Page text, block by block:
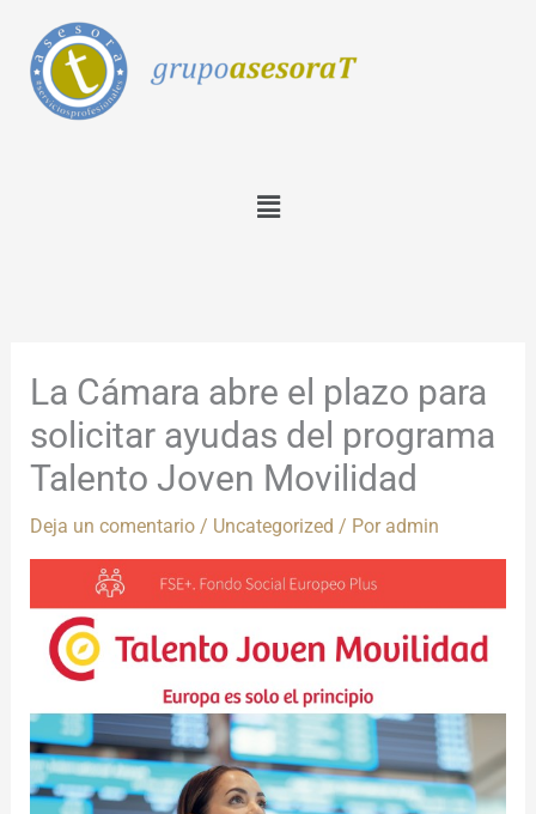
contenido
Menú
La Cámara abre el plazo para
solicitar ayudas del programa
Talento Joven Movilidad
Deja un comentario / Uncategorized / Por admin